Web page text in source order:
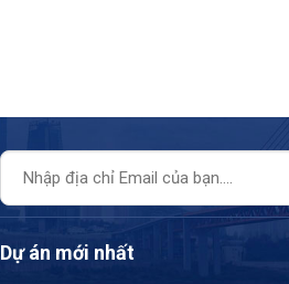
Dự án mới nhất